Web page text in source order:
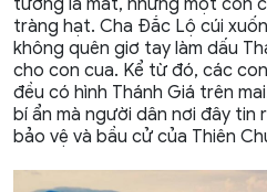
tưởng là mất, nhưng một con
tràng hạt. Cha Đắc Lộ cúi
không quên giơ tay làm dấu
cho con cua. Kể từ đó, các
đều có hình Thánh Giá trên
bí ẩn mà người dân nơi đây tin
bảo vệ và bầu cử của Thiên